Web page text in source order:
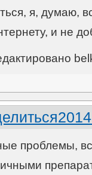
я, думаю,
и не
проблемы,